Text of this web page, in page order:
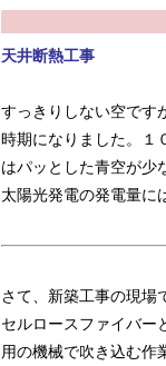
天井断熱工事
すっきりしない空です
時期になりました。１
はパッとした青空が少
太陽光発電の発電量に
さて、新築工事の現場
セルロースファイバー
用の機械で吹き込む作